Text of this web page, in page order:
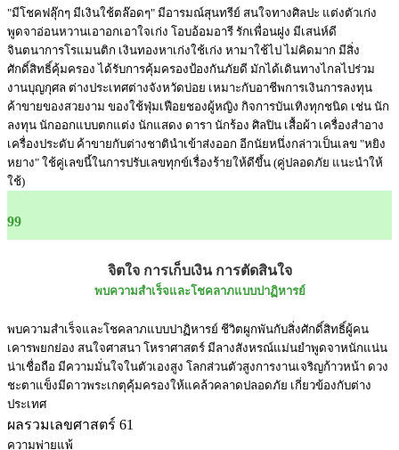
"มีโชคฟลุ๊กๆ มีเงินใช้ตล๊อดๆ" มีอารมณ์สุนทรีย์ สนใจทางศิลปะ แต่งตัวเก่ง
พูดจาอ่อนหวานเอาอกเอาใจเก่ง โอบอ้อมอารี รักเพื่อนฝูง มีเสน่ห์ดี
จินตนาการโรแมนติก เงินทองหาเก่งใช้เก่ง หามาใช้ไป ไม่คิดมาก มีสิ่ง
ศักดิ์สิทธิ์คุ้มครอง ได้รับการคุ้มครองป้องกันภัยดี มักได้เดินทางไกลไปร่วม
งานบุญกุศล ต่างประเทศต่างจังหวัดบ่อย เหมาะกับอาชีพการเงินการลงทุน
ค้าขายของสวยงาม ของใช้ฟุ่มเฟือยชองผู้หญิง กิจการบันเทิงทุกชนิด เช่น นัก
ลงทุน นักออกแบบตกแต่ง นักแสดง ดารา นักร้อง ศิลปิน เสื้อผ้า เครื่องสำอาง
เครื่องประดับ ค้าขายกับต่างชาตินำเข้าส่งออก อีกนัยหนึ่งกล่าวเป็นเลข "หยิง
หยาง" ใช้คู่เลขนี้ในการปรับเลขทุกข์เรื่องร้ายให้ดีขึ้น (คู่ปลอดภัย แนะนำให้
ใช้)
99
จิตใจ การเก็บเงิน การตัดสินใจ
พบความสำเร็จและโชคลาภแบบปาฏิหารย์
พบความสำเร็จและโชคลาภแบบปาฏิหารย์ ชีวิตผูกพันกับสิ่งศักดิ์สิทธิ์ผู้คน
เคารพยกย่อง สนใจศาสนา โหราศาสตร์ มีลางสังหรณ์แม่นยำพูดจาหนักแน่น
น่าเชื่อถือ มีความมั่นใจในตัวเองสูง โลกส่วนตัวสูงการงานเจริญก้าวหน้า ดวง
ชะตาแข็งมีดาวพระเกตุคุ้มครองให้แคล้วคลาดปลอดภัย เกี่ยวข้องกับต่าง
ประเทศ
ผลรวมเลขศาสตร์ 61
ความพ่ายแพ้